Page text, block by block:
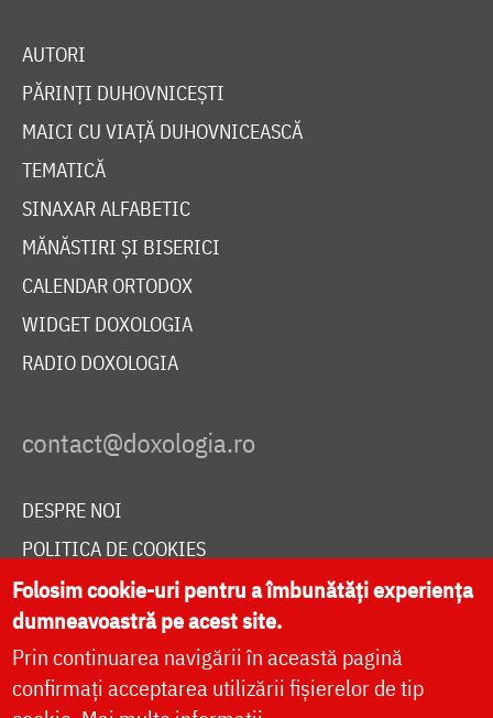
AUTORI
PĂRINȚI DUHOVNICEȘTI
MAICI CU VIAȚĂ DUHOVNICEASCĂ
TEMATICĂ
SINAXAR ALFABETIC
MĂNĂSTIRI ȘI BISERICI
CALENDAR ORTODOX
WIDGET DOXOLOGIA
RADIO DOXOLOGIA
DESPRE NOI
POLITICA DE COOKIES
DONEAZĂ ONLINE PENTRU CATEDRALA NAȚIONALĂ
LIVE
Folosim cookie-uri pentru a îmbunătăți experiența
dumneavoastră pe acest site.
Prin continuarea navigării în această pagină
confirmați acceptarea utilizării fișierelor de tip